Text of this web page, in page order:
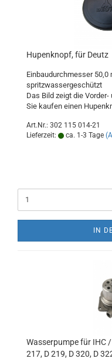
Hupenknopf, für Deutz
Einbaudurchmesser 50,0
spritzwassergeschützt
Das Bild zeigt die
Sie kaufen einen
Art.Nr.: 302 115 014-21
Lieferzeit:
ca. 1-3 Tage
IN
Wasserpumpe für IHC /
217, D 219, D 320, D